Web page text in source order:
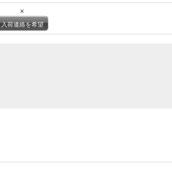
×
入荷連絡を希望